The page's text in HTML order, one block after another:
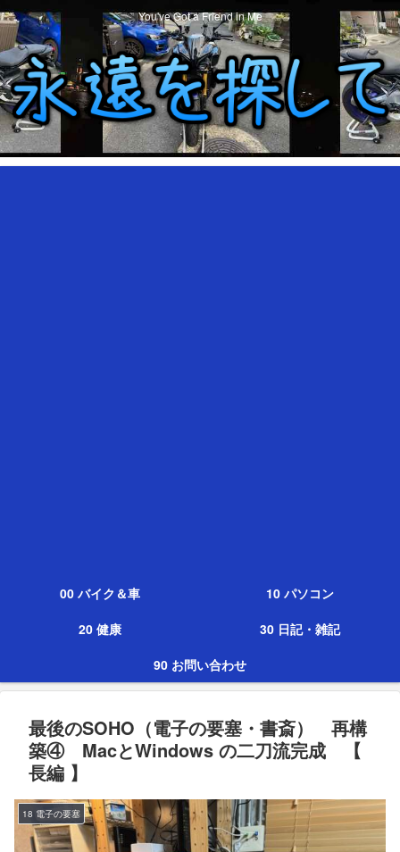
You've Got a Friend in Me
00 バイク＆車
10 パソコン
20 健康
30 日記・雑記
90 お問い合わせ
最後のSOHO（電子の要塞・書斎） 再構
築④ MacとWindows の二刀流完成 【
長編 】
18 電子の要塞